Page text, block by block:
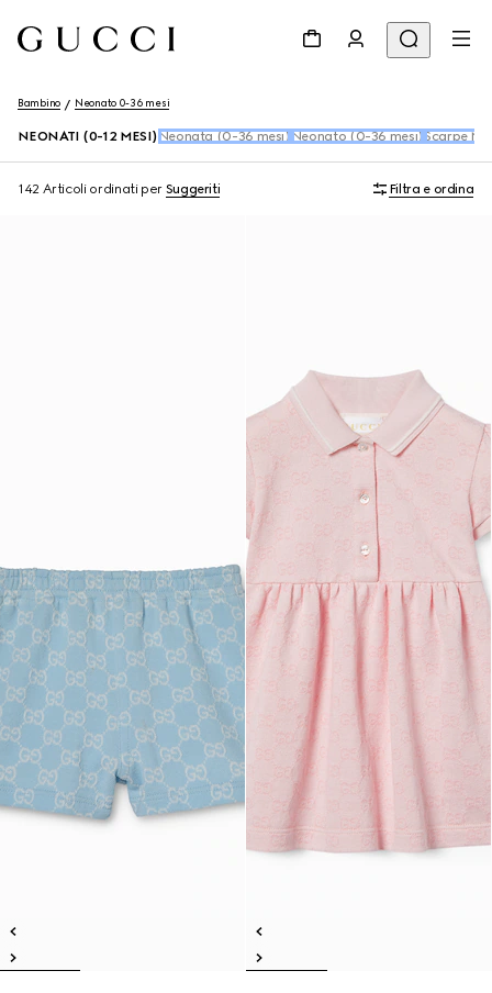
Bambino Neonato 0-36 mesi
NEONATI (0-12 MESI) Neonata (0-36 mesi) Neonato (0-36 mesi) Scarpe
142 Articoli ordinati per Suggeriti Filtra e ordina